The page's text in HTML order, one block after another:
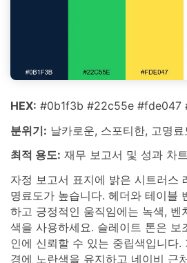
HEX: #0b1f3b #22c55e #fde047
분위기: 날카로운, 스포티한, 고명료
최적 용도: 재무 보고서 및 성과 차트
자정 보고서 표지에 밝은 시트러스
명료도가 높습니다. 헤더와 테이블
하고 긍정적인 움직임에는 녹색, 벤
색을 사용하세요. 슬레이트 톤은 보
인에 신뢰할 수 있는 중립색입니다.
경에 노란색을 유지하고 네이비 근